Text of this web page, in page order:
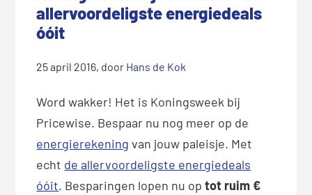
allervoordeligste energiedeals
óóit
25 april 2016, door Hans de Kok
Word wakker! Het is Koningsweek bij
Pricewise. Bespaar nu nog meer op de
energierekening van jouw paleisje. Met
echt de allervoordeligste energiedeals
óóit. Besparingen lopen nu op tot ruim €